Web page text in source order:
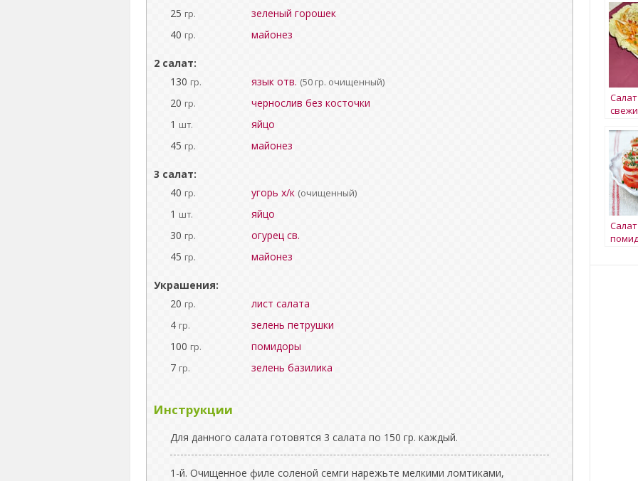
25 гр.
зеленый горошек
40 гр. майонез
2 салат:
130 гр. язык отв. (50 гр. очищенный)
20 гр.
чернослив без косточки
1 шт.
яйцо
45 гр. майонез
3 салат:
40 гр. угорь х/к (очищенный)
1 шт.
яйцо
30 гр.
огурец св.
45 гр. майонез
Украшения:
20 гр.
лист салата
4 гр.
зелень петрушки
100 гр.
помидоры
7 гр. зелень базилика
Инструкции
Для данного салата готовятся 3 салата по 150 гр. каждый.
1-й. Очищенное филе соленой семги нарежьте мелкими ломтиками,